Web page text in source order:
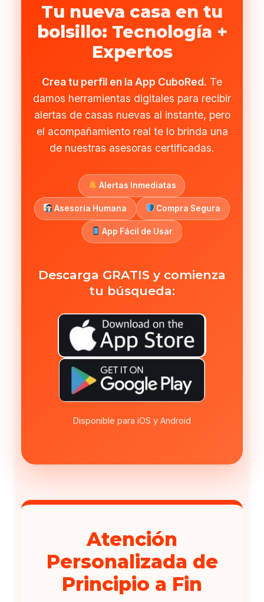
Tu nueva casa en tu
bolsillo: Tecnología +
Expertos
Crea tu perfil en la App CuboRed. Te
damos herramientas digitales para recibir
alertas de casas nuevas al instante, pero
el acompañamiento real te lo brinda una
de nuestras asesoras certificadas.
Alertas Inmediatas
Asesoría Humana Compra Segura
App Fácil de Usar
Descarga GRATIS y comienza
tu búsqueda:
Disponible para iOS y Android
Atención
Personalizada de
Principio a Fin